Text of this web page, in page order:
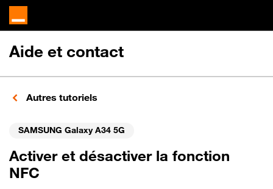
Aide et contact
Autres tutoriels
SAMSUNG Galaxy A34 5G
Activer et désactiver la fonction
NFC